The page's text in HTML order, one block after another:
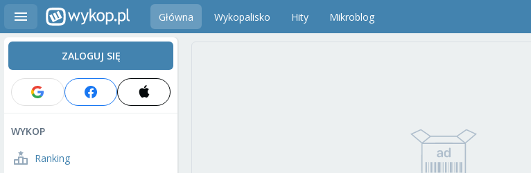
Główna Wykopalisko Hity Mikroblog
ZALOGUJ SIĘ
WYKOP
Ranking